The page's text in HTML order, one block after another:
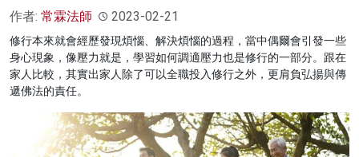
作者: 常霖法師 2023-02-21
修行本來就會經歷發現煩惱、解決煩惱的過程，當中偶爾會引發一些
身心現象，像壓力就是，學習如何調適壓力也是修行的一部分。跟在
家人比較，其實出家人除了可以全職投入修行之外，更肩負弘揚與傳
遞佛法的責任。